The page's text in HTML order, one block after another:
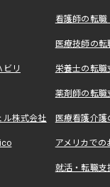
看護師の転
医療技師の
ビリ 栄養士の転
薬剤師の転
ル株式会社 医療看護介
アメリカで
就活・転職